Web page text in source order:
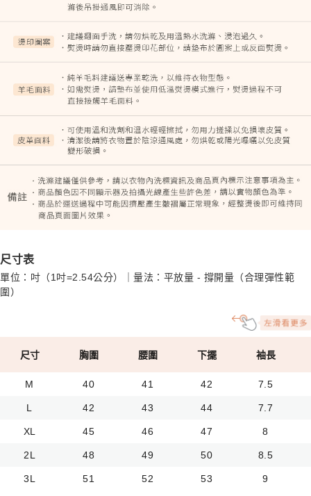
尺寸表
單位：吋（1吋=2.54公分）｜量法：平放量 - 撐開量（合理彈性範
圍）
尺寸 胸圍 腰圍 下擺 袖長
M 40 41 42 7.5
L 42 43 44 7.7
XL 45 46 47 8
2L 48 49 50 8.5
3L 51 52 53 9